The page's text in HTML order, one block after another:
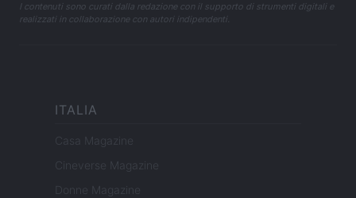
I contenuti sono curati dalla redazione con il supporto di strumenti digitali e
realizzati in collaborazione con autori indipendenti.
ITALIA
Casa Magazine
Cineverse Magazine
Donne Magazine